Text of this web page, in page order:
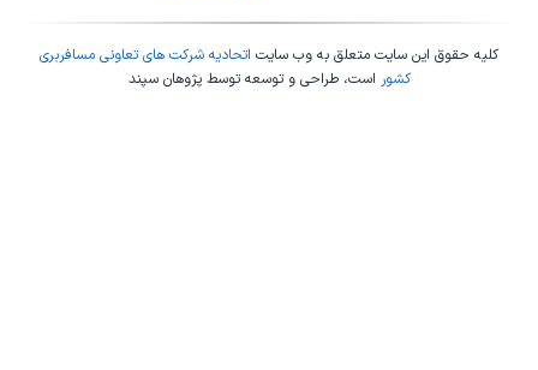
کلیه حقوق این سایت متعلق به وب سایت اتحادیه شرکت های تعاونی مسافربری
کشور است، طراحی و توسعه توسطپژوهان سپند